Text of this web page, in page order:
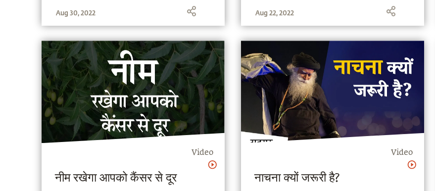
Aug 30, 2022
Video
नीम रखेगा आपको कैंसर से दूर
Aug 22, 2022
Video
नाचना क्यों जरूरी है?